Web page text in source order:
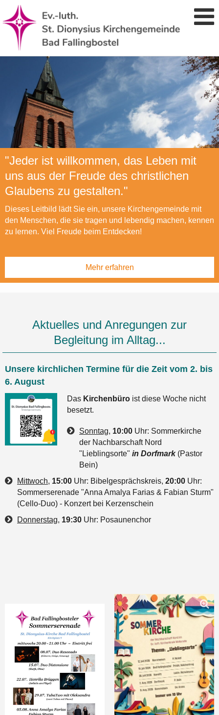
"Jeder ist willkommen, das Leben mit
uns aus der Freude des christlichen
Glaubens zu gestalten."
Dieses Leitbild lädt Sie ein, unsere Kirchengemeinde mit
den Menschen, die sie tragen und lebendig machen, kennen
zu lernen. Viel Freude beim Entdecken!
Mehr erfahren
Aktuelles und Anregungen zur
Begleitung im Alltag...
Unsere kirchlichen Termine für die Zeit vom 2. bis
6. August
Das Kirchenbüro ist diese Woche nicht
besetzt.
Sonntag, 10:00 Uhr: Sommerkirche
der Nachbarschaft Nord
"Lieblingsorte" in Dorfmark(Pastor
Bein)
Mittwoch, 15:00 Uhr: Bibelgesprächskreis, 20:00 Uhr:
Sommerserenade "Anna Amalya Farias & Fabian Sturm"
(Cello-Duo) - Konzert bei Kerzenschein
Donnerstag, 19:30 Uhr: Posaunenchor